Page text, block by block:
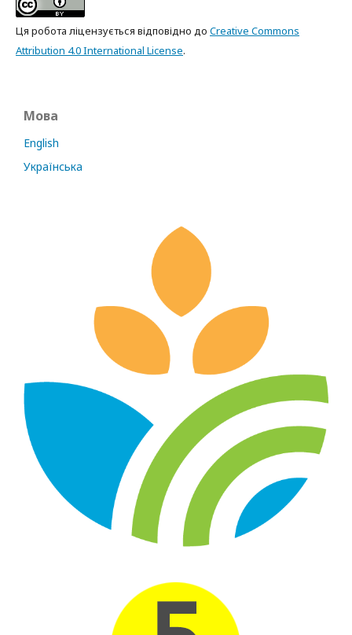
Ця робота ліцензується відповідно до Creative Commons
Attribution 4.0 International License.
Мова
English
Українська